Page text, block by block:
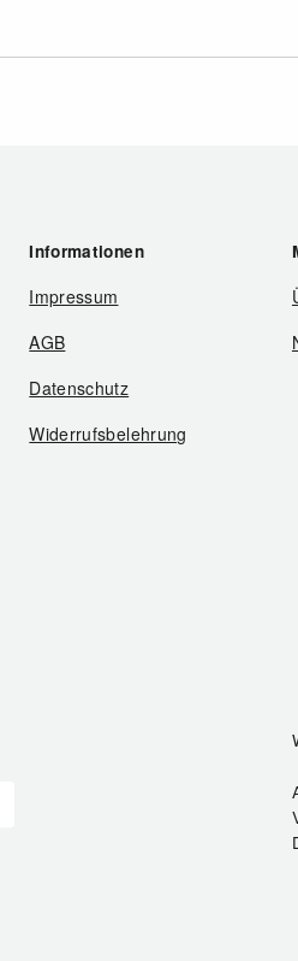
Informationen
Impressum
AGB
Datenschutz
Widerrufsbelehrung